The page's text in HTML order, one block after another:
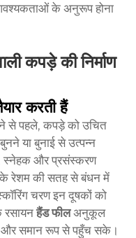
आवश्यकताओं के अनुरूप होना
कपड़े की निर्माण
करती हैं
से पहले, कपड़े को उचित
या बुनाई से उत्पन्न
स्नेहक और प्रसंस्करण
रेशम की सतह से बंधन में
चरण इन दूषकों को
रसायनहैंड फीलअनुकूल
और समान रूप से पहुँच सके।